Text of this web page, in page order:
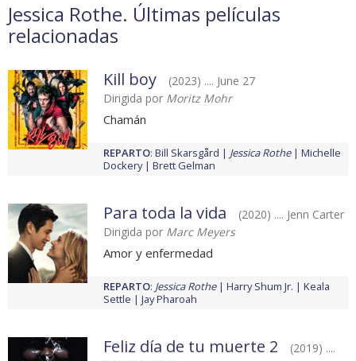
Jessica Rothe. Últimas películas
relacionadas
Kill boy
(2023) .... June 27
Dirigida por Moritz Mohr
Chamán
REPARTO: Bill Skarsgård Jessica Rothe
Michelle
Dockery
Brett Gelman
Para toda la vida
(2020) .... Jenn Carter
Dirigida por Marc Meyers
Amor y enfermedad
REPARTO: Jessica Rothe Harry Shum Jr.
Keala
Settle
Jay Pharoah
Feliz día de tu muerte 2
(2019) ....